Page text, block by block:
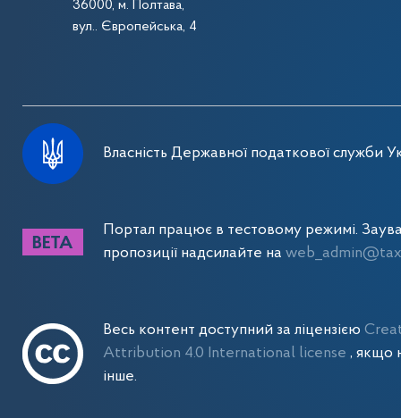
36000, м. Полтава,
вул.. Європейська, 4
Власність Державної податкової служби
Портал працює в тестовому режимі.
пропозиції надсилайте на
Весь контент доступний за ліцензією
Attribution 4.0 International license , якщо
інше.